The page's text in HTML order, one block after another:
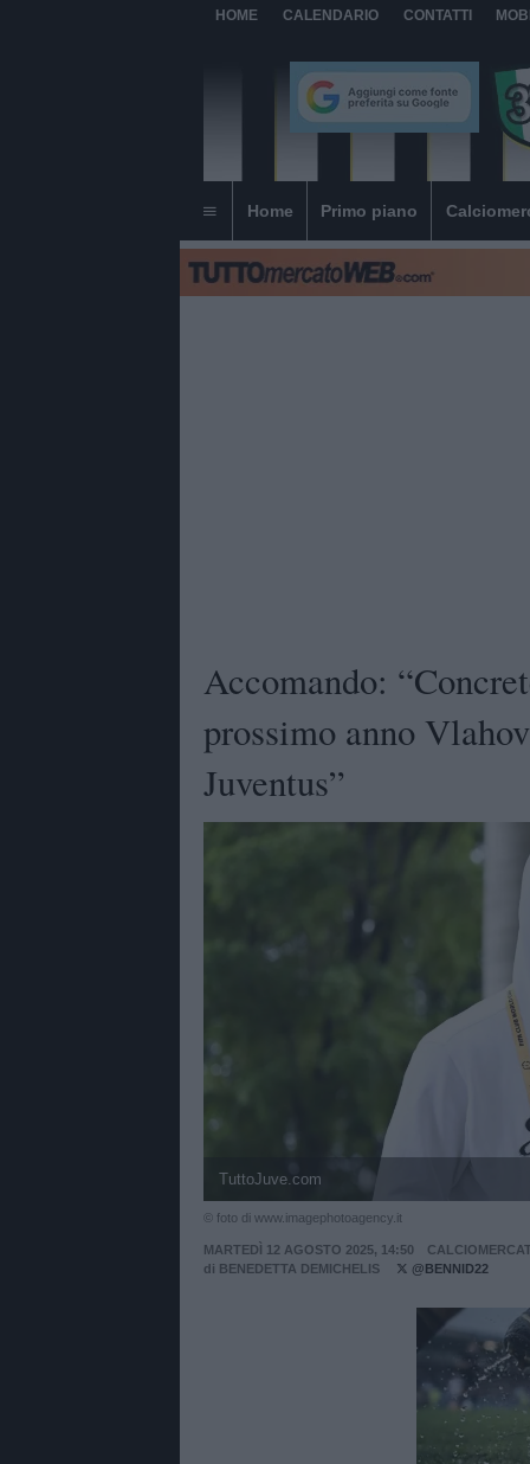
HOME CALENDARIO CONTATTI
Home Primo piano
Accomando:
prossimo anno
Juventus”
TuttoJuve.com
© foto di www.imagephotoagency.it
MARTEDÌ 12 AGOSTO 2025, 14:50
di BENEDETTA DEMICHELIS @BENNID22